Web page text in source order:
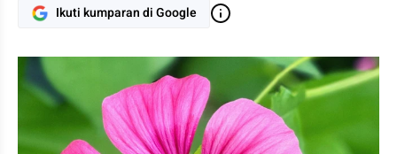
Ikuti kumparan di Google